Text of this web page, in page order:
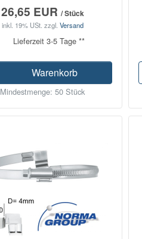
26,65 EUR / Stück
inkl. 19% USt. zzgl. Versand
Lieferzeit 3-5 Tage **
Warenkorb
Mindestmenge: 50 Stück